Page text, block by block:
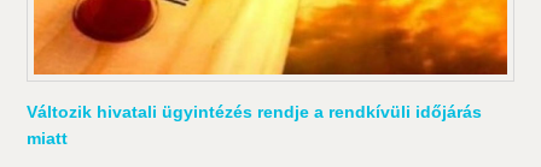
Változik hivatali ügyintézés rendje a rendkívüli időjárás
miatt